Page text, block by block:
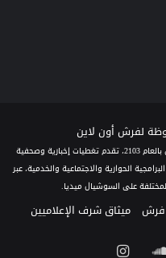
مؤسسة إعلامية سورية مستقلة تأسست في كفرنبل بالعام 2103، تقدم تغطيات إخبارية وصحفية
الحوارية والاجتماعية والخدمية، عبر
فرش ميثاق شرف الإعلاميين
ساوندانستقرام